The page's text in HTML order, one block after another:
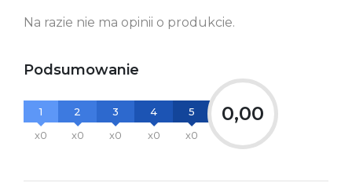
Na razie nie ma opinii o produkcie.
Podsumowanie
1
x0
2
x0
3
x0
4
x0
5
x0
0,00